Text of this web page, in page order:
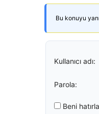
Bu konuyu
Kullanıcı adı:
Parola:
Beni hatırla